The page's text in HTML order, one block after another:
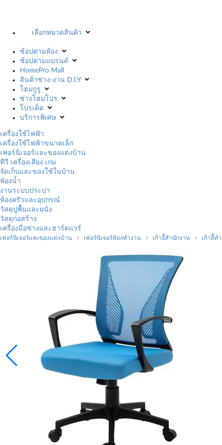
เลือกหมวดสินค้า
ช้อปตามห้อง
ช้อปตามแบรนด์
HomePro Mall
สินค้าช่าง-งาน D.I.Y
โฮมกูรู
ช่างโฮมโปร
โปรเด็ด
บริการพิเศษ
เครื่องใช้ไฟฟ้า
เครื่องใช้ไฟฟ้าขนาดเล็ก
เฟอร์นิเจอร์และของแต่งบ้าน
ทีวี เครื่องเสียง เกม
จัดเก็บและของใช้ในบ้าน
ห้องน้ำ
งานระบบประปา
ห้องครัวและอุปกรณ์
วัสดุปูพื้นและผนัง
วัสดุก่อสร้าง
เครื่องมือช่างและฮาร์ดแวร์
เฟอร์นิเจอร์และของแต่งบ้าน เฟอร์นิเจอร์ห้องทำงาน เก้าอี้สำนักงาน เก้าอี้ท